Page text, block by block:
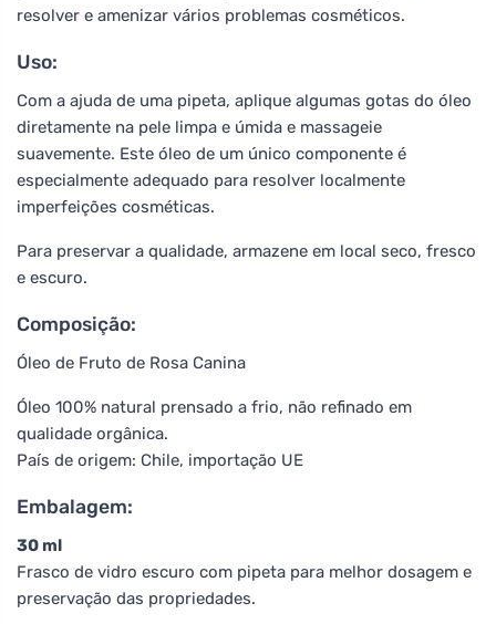
resolver e amenizar vários problemas cosméticos.
Uso:
Com a ajuda de uma pipeta, aplique algumas gotas do óleo
diretamente na pele limpa e úmida e massageie
suavemente. Este óleo de um único componente é
especialmente adequado para resolver localmente
imperfeições cosméticas.
Para preservar a qualidade, armazene em local seco, fresco
e escuro.
Composição:
Óleo de Fruto de Rosa Canina
Óleo 100% natural prensado a frio, não refinado em
qualidade orgânica.
País de origem: Chile, importação UE
Embalagem:
30 ml
Frasco de vidro escuro com pipeta para melhor dosagem e
preservação das propriedades.